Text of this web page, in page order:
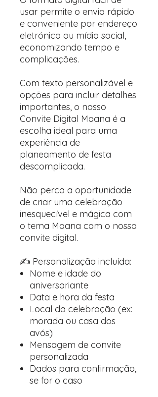
usar permite o envio rápido
e conveniente por endereço
eletrónico ou mídia social,
economizando tempo e
complicações.
Com texto personalizável e
opções para incluir detalhes
importantes, o nosso
Convite Digital Moana é a
escolha ideal para uma
experiência de
planeamento de festa
descomplicada.
Não perca a oportunidade
de criar uma celebração
inesquecível e mágica com
o tema Moana com o nosso
convite digital.
✍️ Personalização incluída:
Nome e idade do
aniversariante
Data e hora da festa
Local da celebração (ex:
morada ou casa dos
avós)
Mensagem de convite
personalizada
Dados para confirmação,
se for o caso